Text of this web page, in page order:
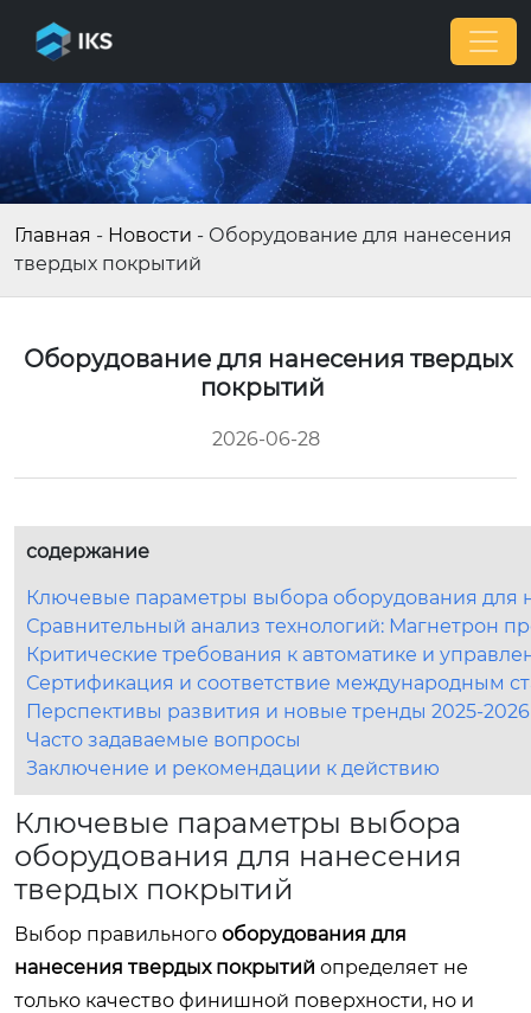
Главная - Новости - Оборудование для нанесения
твердых покрытий
Оборудование для нанесения твердых
покрытий
2026-06-28
содержание
Ключевые параметры выбора оборудования для
Сравнительный анализ технологий: Магнетрон
Критические требования к автоматике и
Сертификация и соответствие международным
Перспективы развития и новые тренды 2025-
Часто задаваемые вопросы
Заключение и рекомендации к действию
Ключевые параметры выбора
оборудования для нанесения
твердых покрытий
Выбор правильного оборудования для
нанесения твердых покрытий определяет не
только качество финишной поверхности, но и